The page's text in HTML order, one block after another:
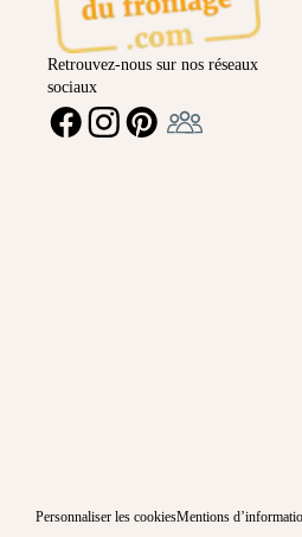
Retrouvez-nous sur nos réseaux
sociaux
FACEBOOKINSTAGRAMPINTEREST
Personnaliser les cookiesMentions